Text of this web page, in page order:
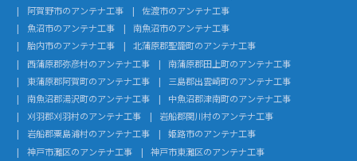
阿賀野市のアンテナ工事
佐渡市のアンテナ工事
魚沼市のアンテナ工事
南魚沼市のアンテナ工事
胎内市のアンテナ工事
北蒲原郡聖籠町のアンテナ工事
西蒲原郡弥彦村のアンテナ工事
南蒲原郡田上町のアンテナ工事
東蒲原郡阿賀町のアンテナ工事
三島郡出雲崎町のアンテナ工事
南魚沼郡湯沢町のアンテナ工事
中魚沼郡津南町のアンテナ工事
刈羽郡刈羽村のアンテナ工事
岩船郡関川村のアンテナ工事
岩船郡粟島浦村のアンテナ工事
姫路市のアンテナ工事
神戸市灘区のアンテナ工事
神戸市東灘区のアンテナ工事